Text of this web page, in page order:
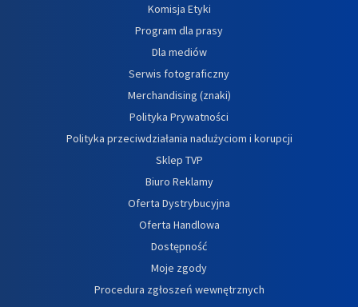
Komisja Etyki
Program dla prasy
Dla mediów
Serwis fotograficzny
Merchandising (znaki)
Polityka Prywatności
Polityka przeciwdziałania nadużyciom i korupcji
Sklep TVP
Biuro Reklamy
Oferta Dystrybucyjna
Oferta Handlowa
Dostępność
Moje zgody
Procedura zgłoszeń wewnętrznych